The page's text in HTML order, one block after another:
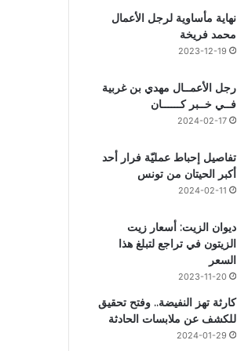
نهاية مأساوية لرجل الأعمال
محمد فريخة
2023-12-19
رجل الأعمــال مهدي بن غربية
فــي خــبر كــــــان
2024-02-17
تفاصيل إحباط عمليّة فرار أحد
أكبر الحيتان من تونس
2024-02-11
ديوان الزيت: أسعار زيت
الزيتون في تراجع لتبلغ هذا
السعر
2023-11-20
كارثة تهز النفيضة.. وفتح تحقيق
للكشف عن ملابسات الحادثة
2024-01-29